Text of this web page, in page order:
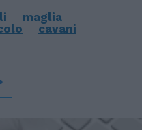
maglia
cavani